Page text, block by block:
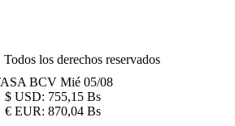
los derechos reservados
BCV Mié 05/08
$ USD: 755,15 Bs
€ EUR: 870,04 Bs